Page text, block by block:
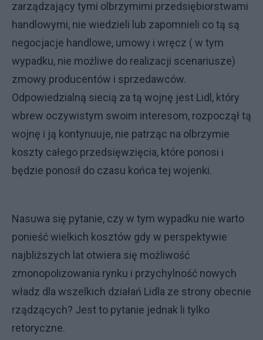
zarządzający tymi olbrzymimi przedsiębiorstwami
handlowymi, nie wiedzieli lub zapomnieli co tą są
negocjacje handlowe, umowy i wręcz ( w tym
wypadku, nie możliwe do realizacji scenariusze)
zmowy producentów i sprzedawców.
Odpowiedzialną siecią za tą wojnę jest Lidl, który
wbrew oczywistym swoim interesom, rozpoczął tą
wojnę i ją kontynuuje, nie patrząc na olbrzymie
koszty całego przedsięwzięcia, które ponosi i
będzie ponosił do czasu końca tej wojenki.
Nasuwa się pytanie, czy w tym wypadku nie warto
ponieść wielkich kosztów gdy w perspektywie
najbliższych lat otwiera się możliwość
zmonopolizowania rynku i przychylność nowych
władz dla wszelkich działań Lidla ze strony obecnie
rządzących? Jest to pytanie jednak li tylko
retoryczne.